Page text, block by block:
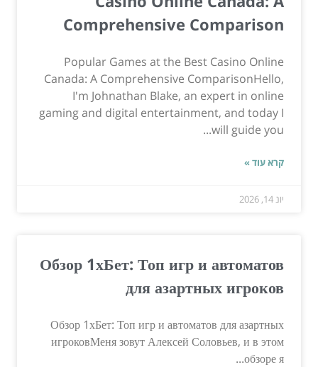
Comprehensive Comparison
Popular Games at the Best Casino Online
Canada: A Comprehensive ComparisonHello,
I'm Johnathan Blake, an expert in online
gaming and digital entertainment, and today I
will guide you...
קרא עוד »
יונ 14, 2026
Обзор 1хБет: Топ игр и автоматов
для азартных игроков
Обзор 1хБет: Топ игр и автоматов для азартных
игроковМеня зовут Алексей Соловьев, и в этом
обзоре я...